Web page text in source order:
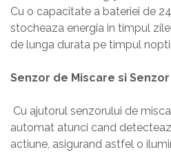
Cu o capacitate a bateriei de
stocheaza energia in timpul
de lunga durata pe timpul
Senzor de Miscare si
Cu ajutorul senzorului de
automat atunci cand
actiune, asigurand astfel o